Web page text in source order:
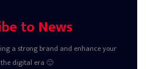
to News
a strong brand and enhance your
digital era 🙂